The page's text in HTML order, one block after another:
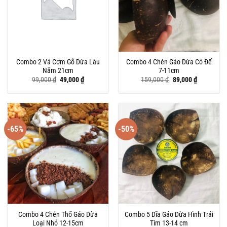
Combo 2 Vá Cơm Gỗ Dừa Lâu
Năm 21cm
99,000₫ Giá
gốc
là:
49,000₫Giá
hiện
tại
49,000 ₫.
Combo 4 Chén Gáo Dừa Có Đế
7-11cm
159,000₫ Giá
gốc
là:
89,000₫Giá
hiện
tại
89,000 ₫.
-65%
Combo 4 Chén Thố Gáo Dừa
Loại Nhỏ 12-15cm
-50%
Combo 5 Dĩa Gáo Dừa Hình Trái
Tim 13-14 cm